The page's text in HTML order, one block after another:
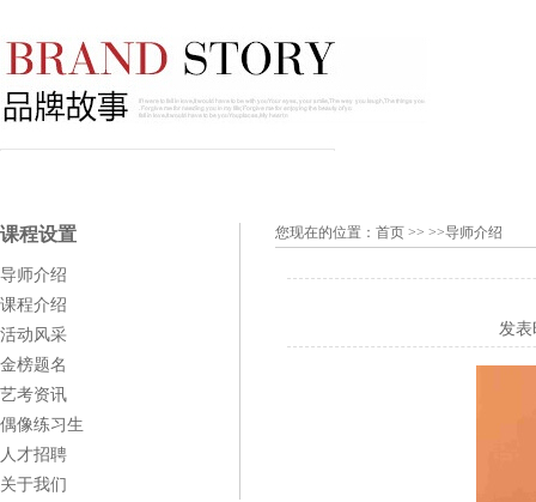
课程设置
导师介绍
课程介绍
活动风采
金榜题名
艺考资讯
偶像练习生
人才招聘
关于我们
您现在的位置： 首页 >> >>导师介绍
发表